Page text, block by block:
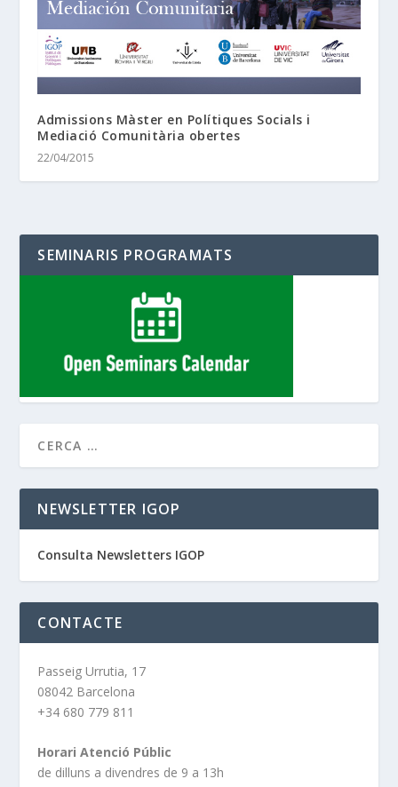
Admissions Màster en Polítiques Socials i
Mediació Comunitària obertes
22/04/2015
SEMINARIS PROGRAMATS
NEWSLETTER IGOP
Consulta Newsletters IGOP
CONTACTE
Passeig Urrutia, 17
08042 Barcelona
+34 680 779 811
Horari Atenció Públic
de dilluns a divendres de 9 a 13h